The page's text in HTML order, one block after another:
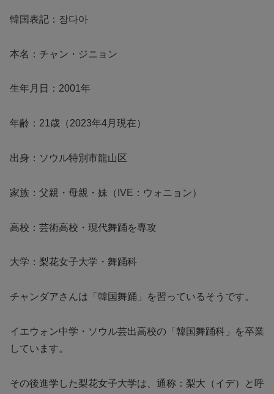
韓国表記：장다아
本名：チャン・ジニョン
生年月日：2001年
年齢：21歳（2023年4月現在）
出身：ソウル特別市龍山区
家族：父親・母親・妹（IVE：ウォニョン）
高校：芸術高校・現代舞踊を専攻
大学： 梨花女子大学・舞踊科
チャンダアさんは「韓国舞踊」を習っているそうです。
イエウォン中学・ソウル芸出高校の「韓国舞踊科」を卒業
しています。
その後進学した梨花女子大学は、通称：梨大（イデ）と呼